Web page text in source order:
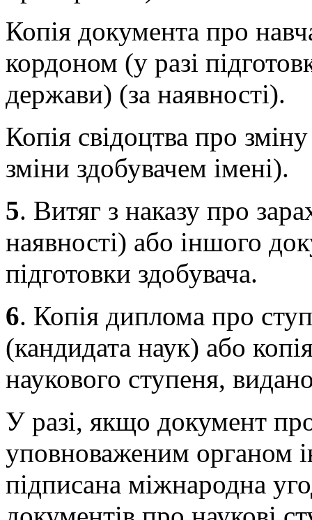
Копія документа про
кордоном (у разі
держави) (за наявності).
Копія свідоцтва про
зміни здобувачем імені).
5. Витяг з наказу про
наявності) або іншого
підготовки здобувача.
6. Копія диплома про
(кандидата наук) або
наукового ступеня,
У разі, якщо документ
уповноваженим органом
підписана міжнародна